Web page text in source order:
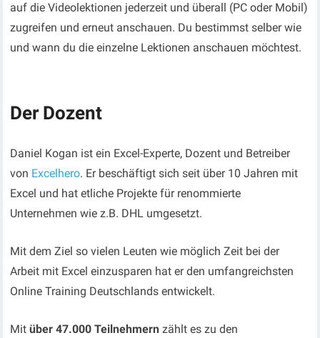
auf die Videolektionen jederzeit und überall (PC oder Mobil)
zugreifen und erneut anschauen. Du bestimmst selber wie
und wann du die einzelne Lektionen anschauen möchtest.
Der Dozent
Daniel Kogan ist ein Excel-Experte, Dozent und Betreiber
von Excelhero. Er beschäftigt sich seit über 10 Jahren mit
Excel und hat etliche Projekte für renommierte
Unternehmen wie z.B. DHL umgesetzt.
Mit dem Ziel so vielen Leuten wie möglich Zeit bei der
Arbeit mit Excel einzusparen hat er den umfangreichsten
Online Training Deutschlands entwickelt.
Mitüber 47.000 Teilnehmern zählt es zu den